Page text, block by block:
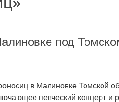
под
в Малиновке Томской
певческий концерт и